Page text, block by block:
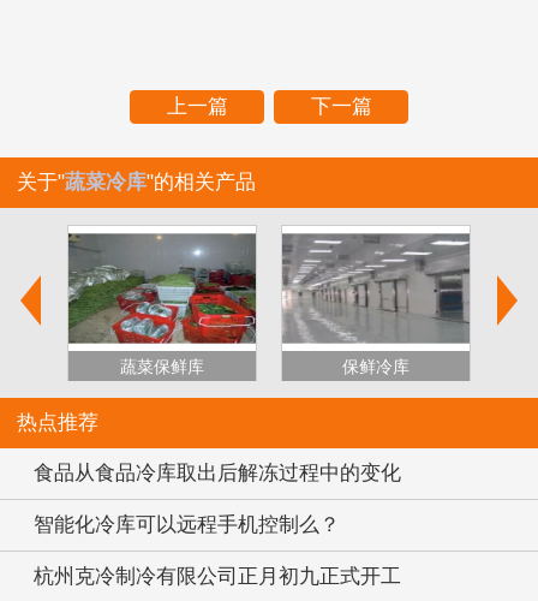
上一篇 下一篇
关于"蔬菜冷库"的相关产品
蔬菜保鲜库 保鲜冷库
热点推荐
食品从食品冷库取出后解冻过程中的变化
智能化冷库可以远程手机控制么？
杭州克冷制冷有限公司正月初九正式开工